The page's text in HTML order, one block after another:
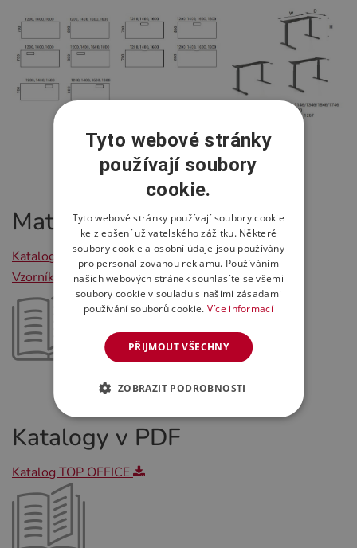
Materiály ke stažení
Katalog TOP A
Vzorník materiálů TOP OFFICE 2026
Katalogy v PDF
Katalog TOP OFFICE
Tyto webové stránky
používají soubory
cookie.
Tyto webové stránky používají soubory cookie
ke zlepšení uživatelského zážitku. Některé
soubory cookie a osobní údaje jsou používány
pro personalizovanou reklamu. Používáním
našich webových stránek souhlasíte se všemi
soubory cookie v souladu s našimi zásadami
používání souborů cookie. Více informací
PŘIJMOUT VŠECHNY
ZOBRAZIT PODROBNOSTI